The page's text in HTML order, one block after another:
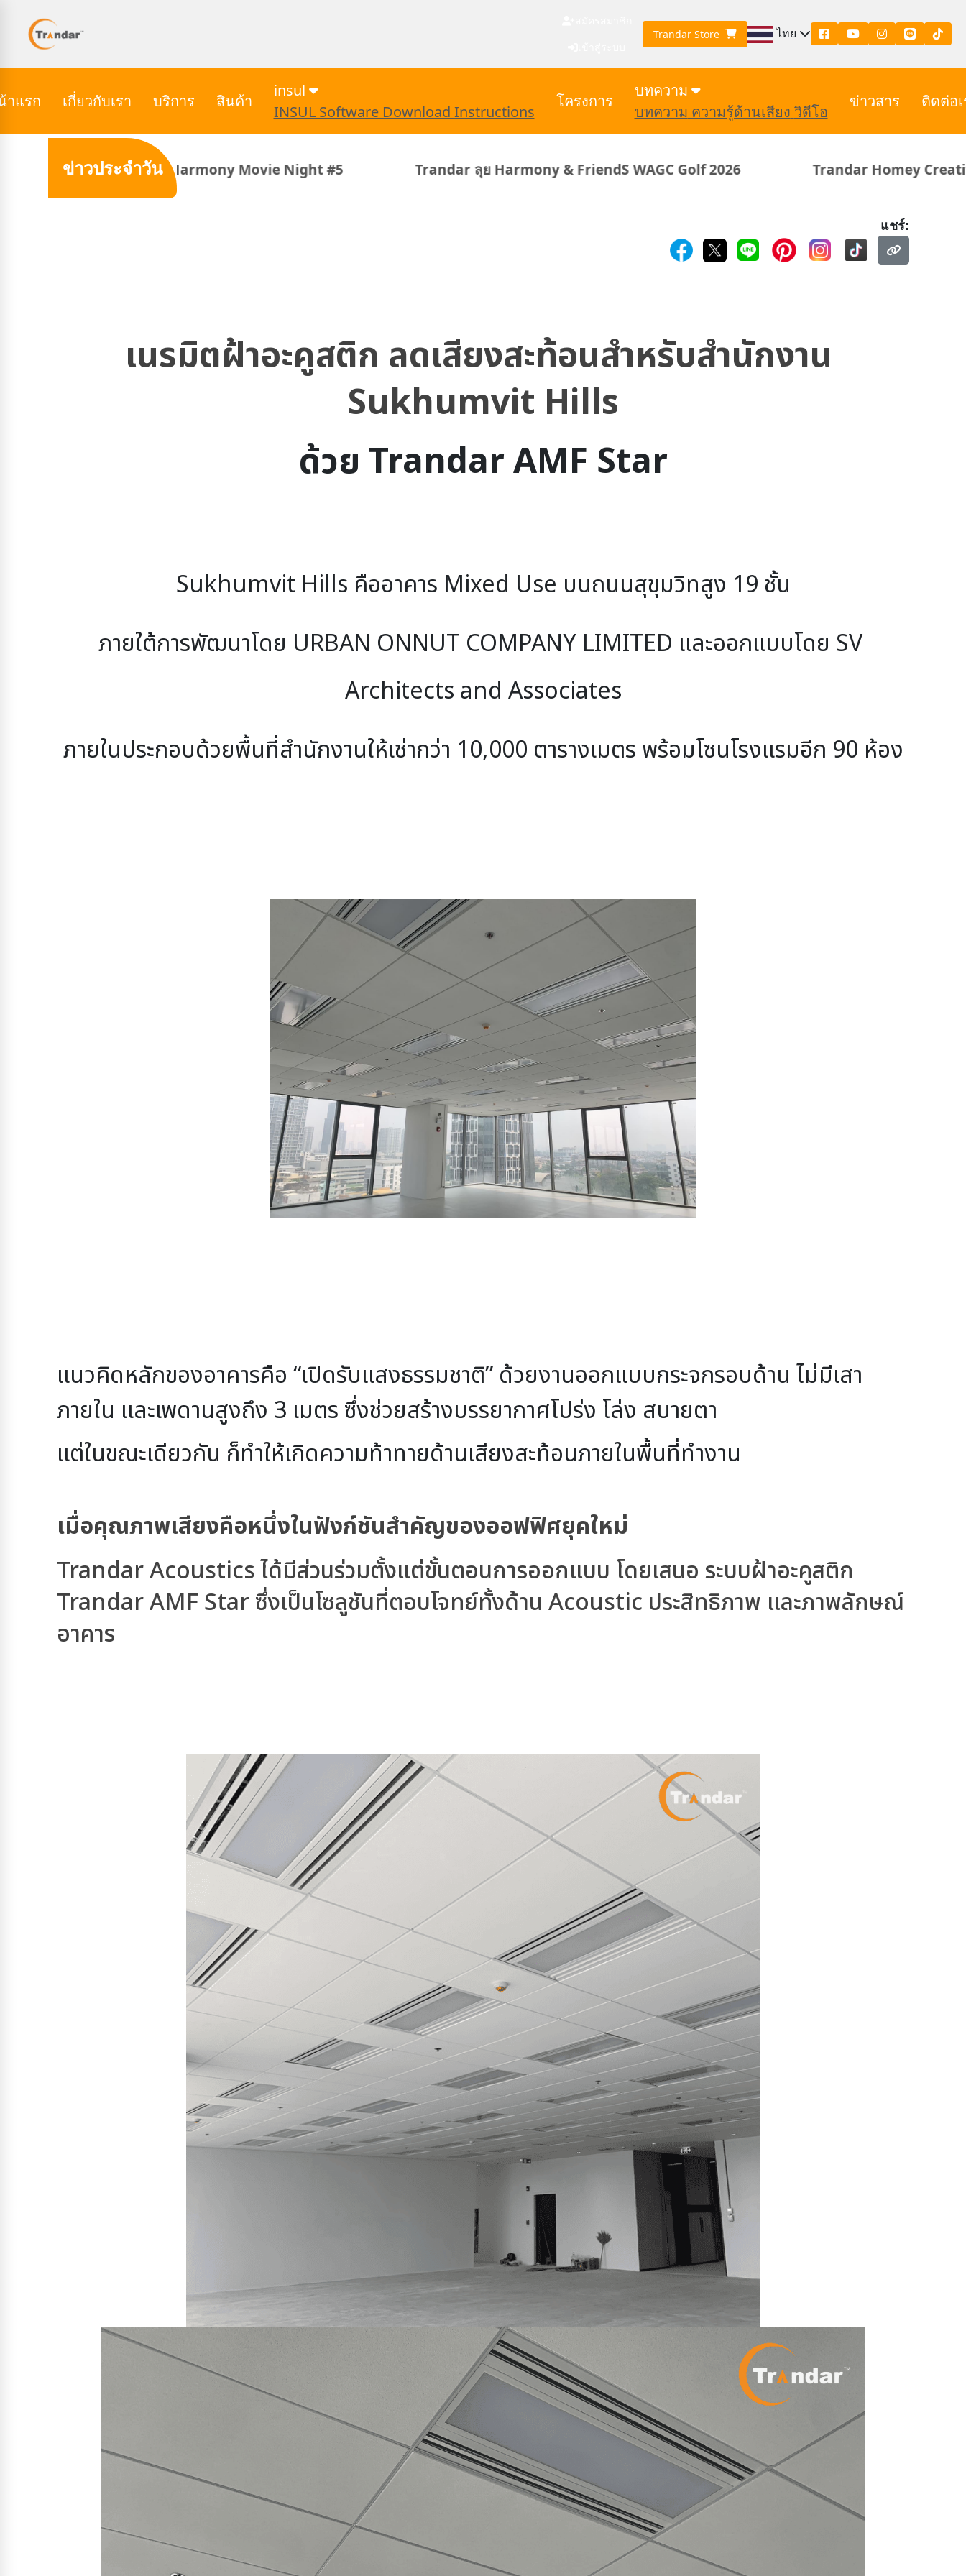
Trandar Store ไทย
าแรก เกี่ยวกับเรา บริการ สินค้า
insul
INSUL Software Download Instructions
โครงการ
บทความ
บทความ ความรู้ด้านเสียง วิดีโอ
ข่าวสาร ติดต่อ
ข่าวประจำวัน
Acoustics x Harmony Movie Night #5 Trandar ลุย Harmony & FriendS WAGC Golf 2026 Trandar Homey Creative Dinner
แชร์:
เนรมิตฝ้าอะคูสติก ลดเสียงสะท้อนสำหรับสำนักงาน
Sukhumvit Hills
ด้วย Trandar AMF Star
Sukhumvit Hills คืออาคาร Mixed Use บนถนนสุขุมวิทสูง 19 ชั้น
ภายใต้การพัฒนาโดย URBAN ONNUT COMPANY LIMITED และออกแบบโดย SV
Architects and Associates
ภายในประกอบด้วยพื้นที่สำนักงานให้เช่ากว่า 10,000 ตารางเมตร พร้อมโซนโรงแรมอีก 90 ห้อง
แนวคิดหลักของอาคารคือ “เปิดรับแสงธรรมชาติ” ด้วยงานออกแบบกระจกรอบด้าน ไม่มีเสา
ภายใน และเพดานสูงถึง 3 เมตร ซึ่งช่วยสร้างบรรยากาศโปร่ง โล่ง สบายตา
แต่ในขณะเดียวกัน ก็ทำให้เกิดความท้าทายด้านเสียงสะท้อนภายในพื้นที่ทำงาน
เมื่อคุณภาพเสียงคือหนึ่งในฟังก์ชันสำคัญของออฟฟิศยุคใหม่
Trandar Acoustics ได้มีส่วนร่วมตั้งแต่ขั้นตอนการออกแบบ โดยเสนอ ระบบฝ้าอะคูสติก
Trandar AMF Starซึ่งเป็นโซลูชันที่ตอบโจทย์ทั้งด้าน Acoustic ประสิทธิภาพ และภาพลักษณ์
อาคาร